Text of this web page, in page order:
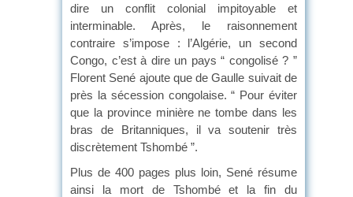
dire un conflit colonial impitoyable et
interminable. Après, le raisonnement
contraire s’impose : l’Algérie, un second
Congo, c’est à dire un pays “ congolisé ? ”
Florent Sené ajoute que de Gaulle suivait de
près la sécession congolaise. “ Pour éviter
que la province minière ne tombe dans les
bras de Britanniques, il va soutenir très
discrètement Tshombé ”.
Plus de 400 pages plus loin, Sené résume
ainsi la mort de Tshombé et la fin du